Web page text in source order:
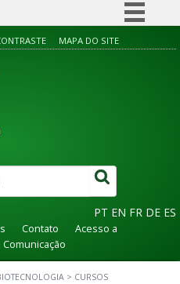
Simplifique!
Canais
MAPA DO SITE
PT EN FR DE ES
Contato
Acesso a
Comunicação
> CURSOS